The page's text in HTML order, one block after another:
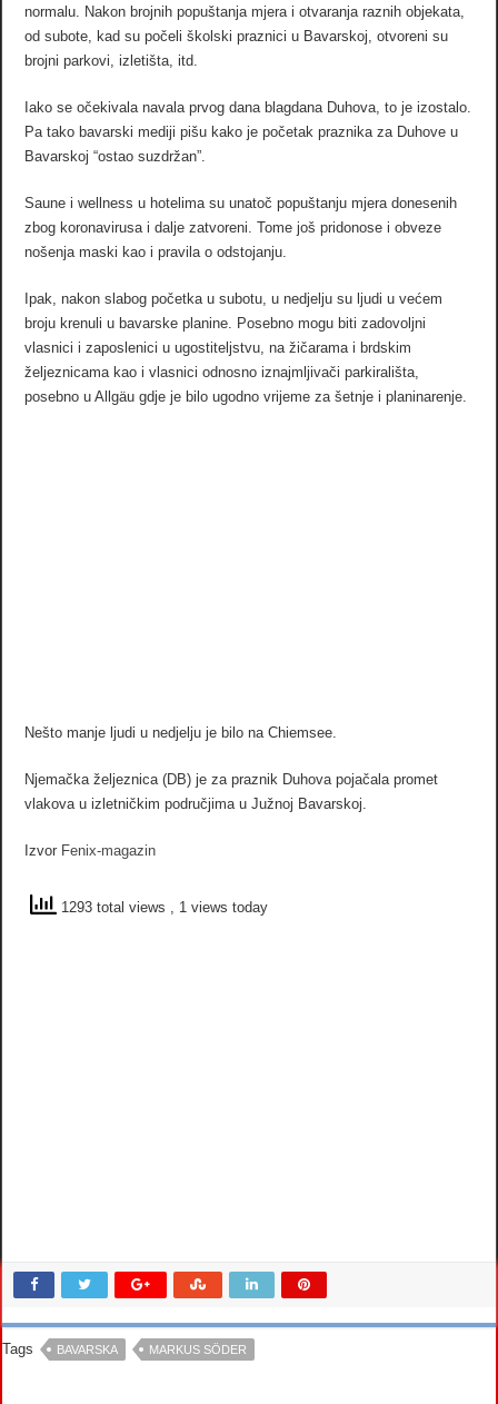
normalu. Nakon brojnih popuštanja mjera i otvaranja raznih objekata,
od subote, kad su počeli školski praznici u Bavarskoj, otvoreni su
brojni parkovi, izletišta, itd.
Iako se očekivala navala prvog dana blagdana Duhova, to je izostalo.
Pa tako bavarski mediji pišu kako je početak praznika za Duhove u
Bavarskoj “ostao suzdržan”.
Saune i wellness u hotelima su unatoč popuštanju mjera donesenih
zbog koronavirusa i dalje zatvoreni. Tome još pridonose i obveze
nošenja maski kao i pravila o odstojanju.
Ipak, nakon slabog početka u subotu, u nedjelju su ljudi u većem
broju krenuli u bavarske planine. Posebno mogu biti zadovoljni
vlasnici i zaposlenici u ugostiteljstvu, na žičarama i brdskim
željeznicama kao i vlasnici odnosno iznajmljivači parkirališta,
posebno u Allgäu gdje je bilo ugodno vrijeme za šetnje i planinarenje.
Nešto manje ljudi u nedjelju je bilo na Chiemsee.
Njemačka željeznica (DB) je za praznik Duhova pojačala promet
vlakova u izletničkim područjima u Južnoj Bavarskoj.
Izvor Fenix-magazin
1293 total views , 1 views today
Tags BAVARSKA MARKUS SÖDER